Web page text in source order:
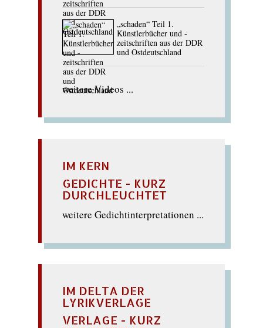
„schaden“ Teil 1.
Künstlerbücher und -
zeitschriften aus der DDR
und Ostdeutschland
weitere Videos ...
IM KERN
GEDICHTE - KURZ
DURCHLEUCHTET
weitere Gedichtinterpretationen ...
IM DELTA DER
LYRIKVERLAGE
VERLAGE - KURZ